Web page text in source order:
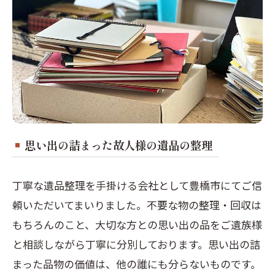
思い出の詰まった故人様の遺品の整理
丁寧な遺品整理を手掛ける会社として豊橋市にてご信
頼いただいてまいりました。不要な物の整理・回収は
もちろんのこと、大切な方との思い出の品をご遺族様
と相談しながら丁寧に分別しております。思い出の詰
まった品物の価値は、他の誰にも分らないものです。